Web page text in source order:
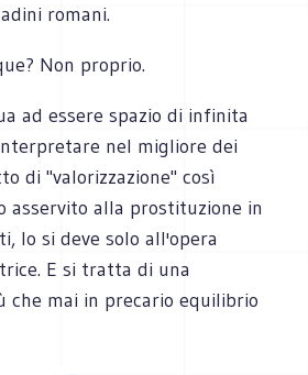
romani.
Non proprio.
ad essere spazio di infinita
nel migliore dei
di "valorizzazione" così
asservito alla prostituzione in
lo si deve solo all'opera
E si tratta di una
che mai in precario equilibrio